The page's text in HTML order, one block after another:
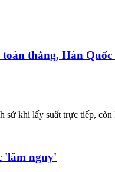
thắng, Hàn Quốc
sử khi lấy suất trực tiếp,
'lâm nguy'